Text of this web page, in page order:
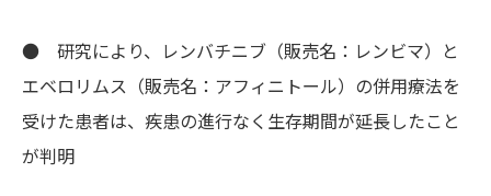
● 研究により、レンバチニブ（販売名：レンビマ）と
エベロリムス（販売名：アフィニトール）の併用療法を
受けた患者は、疾患の進行なく生存期間が延長したこと
が判明